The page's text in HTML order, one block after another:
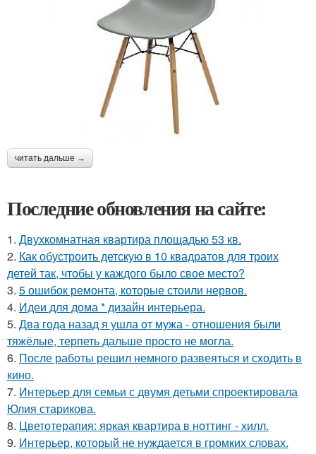
читать дальше →
Последние обновления на сайте:
1. Двухкомнатная квартира площадью 53 кв.
2. Как обустроить детскую в 10 квадратов для троих
детей так, чтобы у каждого было свое место?
3. 5 ошибок ремонта, которые стоили нервов.
4. Идеи для дома * дизайн интерьера.
5. Два года назад я ушла от мужа - отношения были
тяжёлые, терпеть дальше просто не могла.
6. После работы решил немного развеяться и сходить в
кино.
7. Интерьер для семьи с двумя детьми спроектировала
Юлия старикова.
8. Цветотерапия: яркая квартира в ноттинг - хилл.
9. Интерьер, который не нуждается в громких словах.